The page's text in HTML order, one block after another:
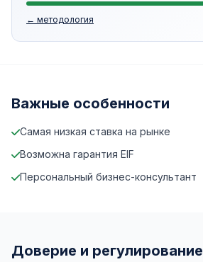
← методология
Важные особенности
Самая низкая ставка на рынке
Возможна гарантия EIF
Персональный бизнес-консультант
Доверие и регулирование